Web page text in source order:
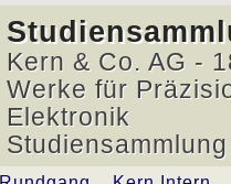
Kern & Co. AG -
Werke für
Elektronik